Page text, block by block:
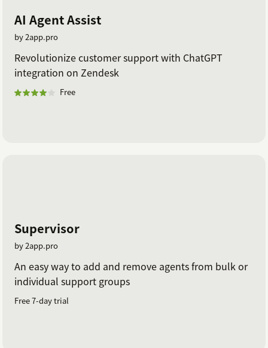
AI Agent Assist
by 2app.pro
Revolutionize customer support with ChatGPT
integration on Zendesk
Free
Supervisor
by 2app.pro
An easy way to add and remove agents from bulk or
individual support groups
Free 7-day trial